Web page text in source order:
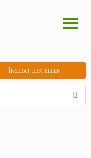
Inserat erstellen